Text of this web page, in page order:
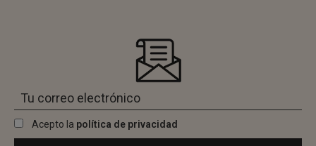
Acepto la política de privacidad